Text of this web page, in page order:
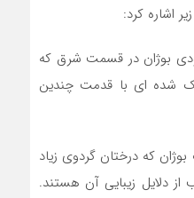
اشاره کرد:
بوژان در قسمت شرق که
شده ای با قدمت چندین
که درختان گردوی زیاد
دلایل زیبایی آن هستند.